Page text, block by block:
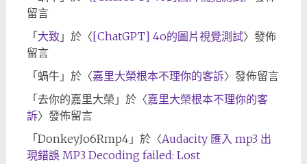
留言
「 大致 」於〈[ChatGPT] 4o的圖片視覺測試〉發佈
留言
「 蝸牛」於〈嘉里大榮根本不理你的客訴〉發佈留言
「 去你的嘉里大榮 」於〈嘉里大榮根本不理你的客
訴〉發佈留言
「 DonkeyJo6Rmp4」於〈Audacity 匯入 mp3 出
現錯誤 MP3 Decoding failed: Lost